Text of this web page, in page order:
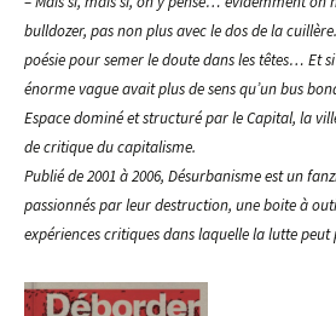
bulldozer, pas non plus avec le dos de la
poésie pour semer le doute dans les têtes… Et
énorme vague avait plus de sens qu’un bus
Espace dominé et structuré par le Capital, la
de critique du capitalisme.
Publié de 2001 à 2006, Désurbanisme est un
passionnés par leur destruction, une boite à
expériences critiques dans laquelle la lutte